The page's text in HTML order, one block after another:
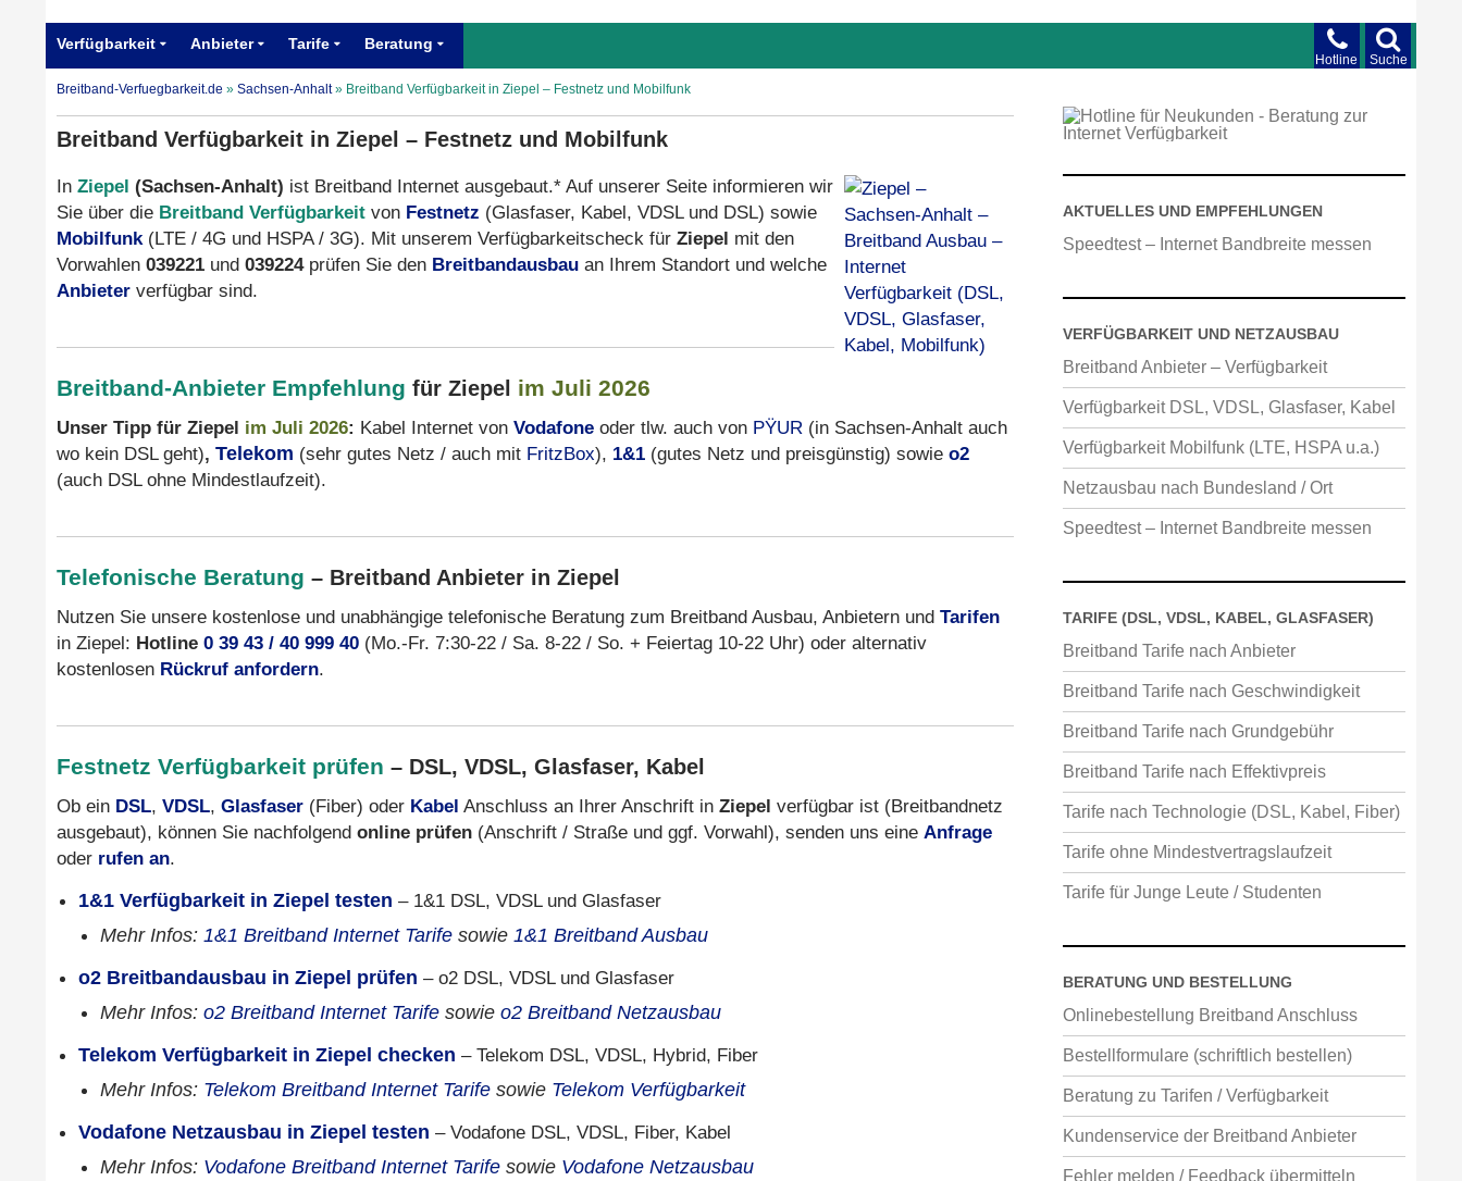
Suche
Hotline
Verfügbarkeit Anbieter Tarife Beratung
Breitband-Verfuegbarkeit.de » Sachsen-Anhalt» Breitband Verfügbarkeit in Ziepel – Festnetz und Mobilfunk
Breitband Verfügbarkeit in Ziepel – Festnetz und Mobilfunk
In Ziepel (Sachsen-Anhalt) ist Breitband Internet ausgebaut.* Auf unserer Seite informieren wir
Sie über die Breitband Verfügbarkeit von Festnetz (Glasfaser, Kabel, VDSL und DSL) sowie
Mobilfunk (LTE / 4G und HSPA / 3G). Mit unserem Verfügbarkeitscheck für Ziepel mit den
Vorwahlen 039221 und 039224 prüfen Sie den Breitbandausbau an Ihrem Standort und welche
Anbieter verfügbar sind.
Breitband-Anbieter Empfehlung für Ziepel im Juli 2026
Unser Tipp für Ziepel im Juli 2026: Kabel Internet von Vodafone oder tlw. auch von PŸUR (in Sachsen-Anhalt auch
wo kein DSL geht), Telekom (sehr gutes Netz / auch mit FritzBox), 1&1 (gutes Netz und preisgünstig) sowie o2
(auch DSL ohne Mindestlaufzeit).
Telefonische Beratung – Breitband Anbieter in Ziepel
Nutzen Sie unsere kostenlose und unabhängige telefonische Beratung zum Breitband Ausbau, Anbietern und Tarifen
in Ziepel: Hotline 0 39 43 / 40 999 40 (Mo.-Fr. 7:30-22 / Sa. 8-22 / So. + Feiertag 10-22 Uhr) oder alternativ
kostenlosen Rückruf anfordern.
Festnetz Verfügbarkeit prüfen – DSL, VDSL, Glasfaser, Kabel
Ob ein DSL, VDSL, Glasfaser (Fiber) oder Kabel Anschluss an Ihrer Anschrift in Ziepel verfügbar ist (Breitbandnetz
ausgebaut), können Sie nachfolgend online prüfen (Anschrift / Straße und ggf. Vorwahl), senden uns eine Anfrage
oder rufen an.
1&1 Verfügbarkeit in Ziepel testen – 1&1 DSL, VDSL und Glasfaser
Mehr Infos: 1&1 Breitband Internet Tarife sowie 1&1 Breitband Ausbau
o2 Breitbandausbau in Ziepel prüfen – o2 DSL, VDSL und Glasfaser
Mehr Infos: o2 Breitband Internet Tarife sowie o2 Breitband Netzausbau
Telekom Verfügbarkeit in Ziepel checken – Telekom DSL, VDSL, Hybrid, Fiber
Mehr Infos: Telekom Breitband Internet Tarife sowie Telekom Verfügbarkeit
Vodafone Netzausbau in Ziepel testen – Vodafone DSL, VDSL, Fiber, Kabel
Mehr Infos: Vodafone Breitband Internet Tarife sowie Vodafone Netzausbau
AKTUELLES UND EMPFEHLUNGEN
Speedtest – Internet Bandbreite messen
VERFÜGBARKEIT UND NETZAUSBAU
Breitband Anbieter – Verfügbarkeit
Verfügbarkeit DSL, VDSL, Glasfaser, Kabel
Verfügbarkeit Mobilfunk (LTE, HSPA u.a.)
Netzausbau nach Bundesland / Ort
Speedtest – Internet Bandbreite messen
TARIFE (DSL, VDSL, KABEL, GLASFASER)
Breitband Tarife nach Anbieter
Breitband Tarife nach Geschwindigkeit
Breitband Tarife nach Grundgebühr
Breitband Tarife nach Effektivpreis
Tarife nach Technologie (DSL, Kabel, Fiber)
Tarife ohne Mindestvertragslaufzeit
Tarife für Junge Leute / Studenten
BERATUNG UND BESTELLUNG
Onlinebestellung Breitband Anschluss
Bestellformulare (schriftlich bestellen)
Beratung zu Tarifen / Verfügbarkeit
Kundenservice der Breitband Anbieter
Fehler melden / Feedback übermitteln